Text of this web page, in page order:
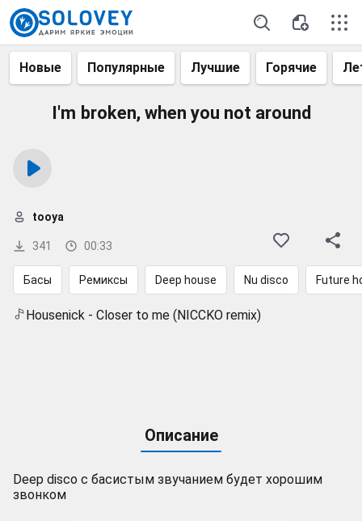
Новые Популярные Лучшие Горячие
I'm broken, when you not around
341 00:33
tooya
Басы Ремиксы Deep house Nu disco Future
Housenick - Closer to me (NICCKO remix)
Описание
Deep disco с басистым звучанием будет хорошим
звонком